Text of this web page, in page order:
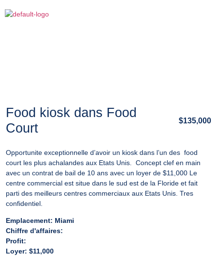
Food kiosk dans Food
Court
$135,000
Opportunite exceptionnelle d’avoir un kiosk dans l’un des food
court les plus achalandes aux Etats Unis. Concept clef en main
avec un contrat de bail de 10 ans avec un loyer de $11,000 Le
centre commercial est situe dans le sud est de la Floride et fait
parti des meilleurs centres commerciaux aux Etats Unis. Tres
confidentiel.
Emplacement: Miami
Chiffre d'affaires:
Profit:
Loyer: $11,000